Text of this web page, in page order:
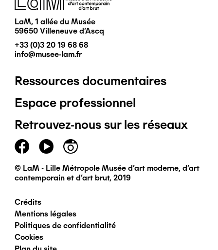
LaM, 1 allée du Musée
59650 Villeneuve d'Ascq
+33 (0)3 20 19 68 68
info@musee-lam.fr
Pied
de
page
principal
Ressources documentaires
Espace professionnel
Retrouvez-nous sur les réseaux
© LaM - Lille Métropole Musée d'art moderne, d'art
contemporain et d'art brut, 2019
Pied
de
Crédits
Mentions légales
Politiques de confidentialité
Cookies